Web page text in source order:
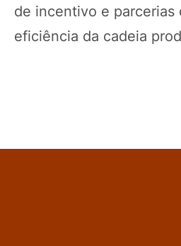
de incentivo e parcerias
eficiência da cadeia